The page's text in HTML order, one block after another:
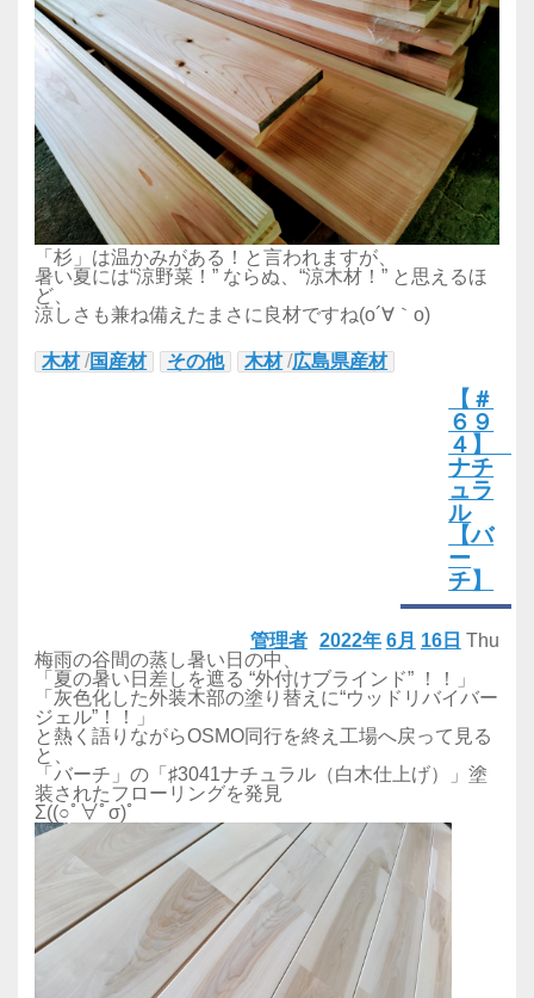
「杉」は温かみがある！と言われますが、
暑い夏には“涼野菜！” ならぬ、“涼木材！” と思えるほ
ど、
涼しさも兼ね備えたまさに良材ですね(o´∀｀o)
木材/国産材 その他 木材/広島県産材
【＃
６９
４】
ナチ
ュラ
ル
【バ
ー
チ】
2022年 6月 16日 Thu
管理者
梅雨の谷間の蒸し暑い日の中、
「夏の暑い日差しを遮る “外付けブラインド” ！！」
「灰色化した外装木部の塗り替えに“ウッドリバイバー
ジェル”！！」
と熱く語りながらOSMO同行を終え工場へ戻って見る
と、
「バーチ」の「♯3041ナチュラル（白木仕上げ）」塗
装されたフローリングを発見
Σ((○ﾟ∀ﾟσ)ﾟ